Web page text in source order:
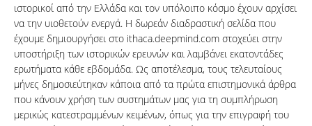
ιστορικοί από την Ελλάδα και τον υπόλοιπο κόσμο έχουν αρχίσει
να την υιοθετούν ενεργά. H δωρεάν διαδραστική σελίδα που
έχουμε δημιουργήσει στο ithaca.deepmind.com στοχεύει στην
υποστήριξη των ιστορικών ερευνών και λαμβάνει εκατοντάδες
ερωτήματα κάθε εβδομάδα. Ως αποτέλεσμα, τους τελευταίους
μήνες δημοσιεύτηκαν κάποια από τα πρώτα επιστημονικά άρθρα
που κάνουν χρήση των συστημάτων μας για τη συμπλήρωση
μερικώς κατεστραμμένων κειμένων, όπως για την επιγραφή του